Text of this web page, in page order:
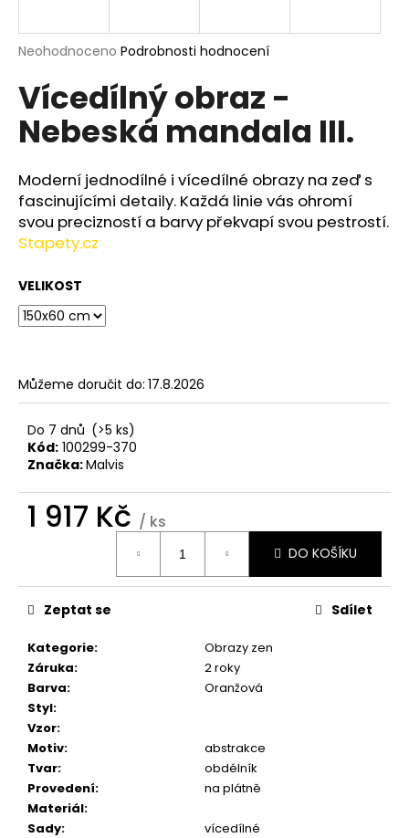
Průměrné
produktu
je
0,0
hvězdiček.
Neohodnoceno Podrobnosti hodnocení
Vícedílný obraz -
Nebeská mandala III.
Moderní jednodílné i vícedílné obrazy na zeď s
fascinujícími detaily. Každá linie vás ohromí
svou precizností a barvy překvapí svou pestrostí.
Stapety.cz
VELIKOST
Můžeme doručit do: 17.8.2026
Do 7 dnů (>5 ks)
Kód: 100299-370
Značka:Malvis
1 917 Kč / ks
DO KOŠÍKU
Kategorie:
Obrazy zen
Záruka:
2 roky
Barva:
Oranžová
Styl:
Vzor:
Motiv:
abstrakce
Tvar:
obdélník
Provedení:
na plátně
Materiál:
Sady:
vícedílné
Zeptat se Sdílet
j
t
?
HLEDAT
D
o
p
u
č
u
e
m
e
OKNO
RÁJE
599
Kč